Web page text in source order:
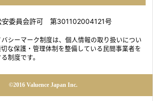
安委員会許可 第301102004121号
バシーマーク制度は、個人情報の取り扱いについ
な保護・管理体制を整備している民間事業者を
制度です。
©2016 Valuence Japan Inc.